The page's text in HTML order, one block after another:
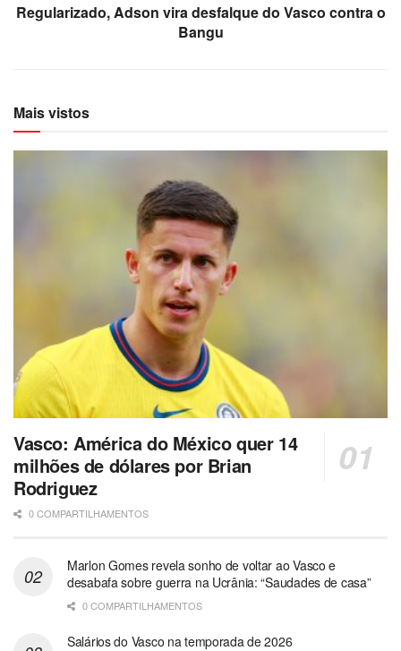
Regularizado, Adson vira desfalque do Vasco contra o
Bangu
Mais vistos
Vasco: América do México quer 14
milhões de dólares por Brian
Rodriguez
0 COMPARTILHAMENTOS
Marlon Gomes revela sonho de voltar ao Vasco e
desabafa sobre guerra na Ucrânia: “Saudades de casa”
0 COMPARTILHAMENTOS
Salários do Vasco na temporada de 2026